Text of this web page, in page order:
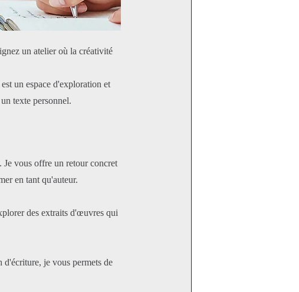
un atelier où la créativité
un espace d'exploration et
texte personnel.
vous offre un retour concret
en tant qu'auteur.
des extraits d'œuvres qui
je vous permets de